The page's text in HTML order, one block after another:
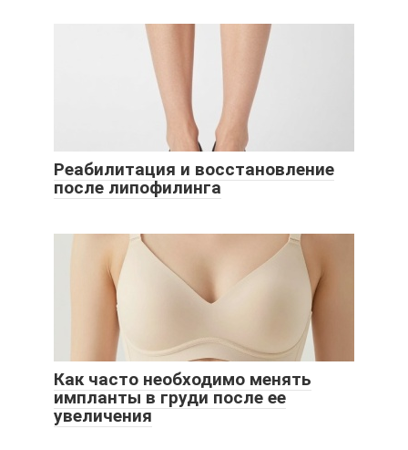
Реабилитация и восстановление
после липофилинга
Как часто необходимо менять
импланты в груди после ее
увеличения